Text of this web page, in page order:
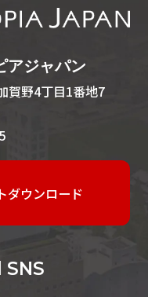
アジャパン
賀野4丁目1番地7
ダウンロード
SNS